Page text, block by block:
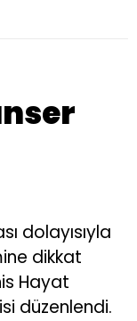
dolayısıyla
dikkat
Hayat
düzenlendi.